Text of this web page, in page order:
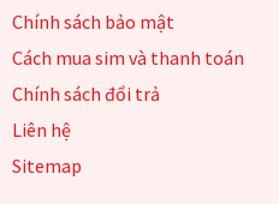
Chính sách bảo mật
Cách mua sim và thanh toán
Chính sách đổi trả
Liên hệ
Sitemap